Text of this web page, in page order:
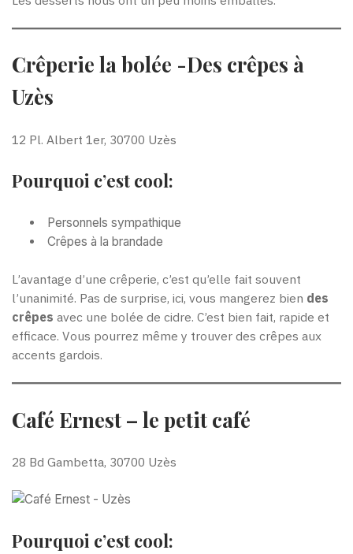
Crêperie la bolée -Des crêpes à
Uzès
12 Pl. Albert 1er, 30700 Uzès
Pourquoi c’est cool:
Personnels sympathique
Crêpes à la brandade
L’avantage d’une crêperie, c’est qu’elle fait souvent
l’unanimité. Pas de surprise, ici, vous mangerez bien des
crêpes avec une bolée de cidre. C’est bien fait, rapide et
efficace. Vous pourrez même y trouver des crêpes aux
accents gardois.
Café Ernest – le petit café
28 Bd Gambetta, 30700 Uzès
Pourquoi c’est cool: